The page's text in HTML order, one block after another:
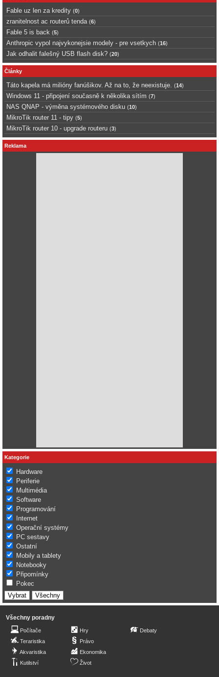
Fable uz len za kredity (0)
zranitelnost ac routerů tenda (6)
Fable 5 is back (5)
Anthropic vypol najvykonejsie modely - pre vsetkych (16)
Jak odhalit falešný USB flash disk? (20)
Články
Táto kapela má milióny fanúšikov. Až na to, že neexistuje. (14)
Windows 11 - připojení současně k několika sítím (7)
NAS QNAP - výměna systémového disku (10)
MikroTik router 11 - tipy (5)
MikroTik router 10 - upgrade routeru (3)
Reklama
Kategorie
Hardware
Periferie
Multimédia
Software
Programování
Internet
Operační systémy
PC sestavy
Ostatní
Mobily a tablety
Notebooky
Připomínky
Pokec
Všechny poradny
Počítače
Teraristika
Akvaristika
Kutilství
Hry
Právo
Ekonomika
Život
Debaty